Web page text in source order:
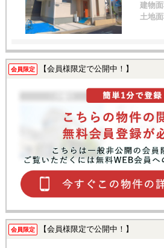
建物
土地
会員限定 【会員様限定で公開中！】
会員限定 【会員様限定で公開中！】